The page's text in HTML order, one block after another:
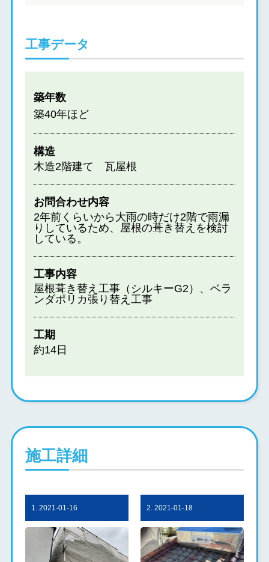
工事データ
築年数
築40年ほど
構造
木造2階建て 瓦屋根
お問合わせ内容
2年前くらいから大雨の時だけ2階で雨漏
りしているため、屋根の葺き替えを検討
している。
工事内容
屋根葺き替え工事（シルキーG2）、ベラ
ンダポリカ張り替え工事
工期
約14日
施工詳細
1. 2021-01-16 2. 2021-01-18